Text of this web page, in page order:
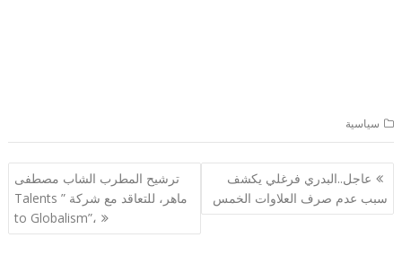
سياسية
تصفّح
المقالات
عاجل..البدري فرغلي يكشف
سبب عدم صرف العلاوات الخمس
ترشيح المطرب الشاب مصطفى
ماهر، للتعاقد مع شركة ” Talents
to Globalism”،